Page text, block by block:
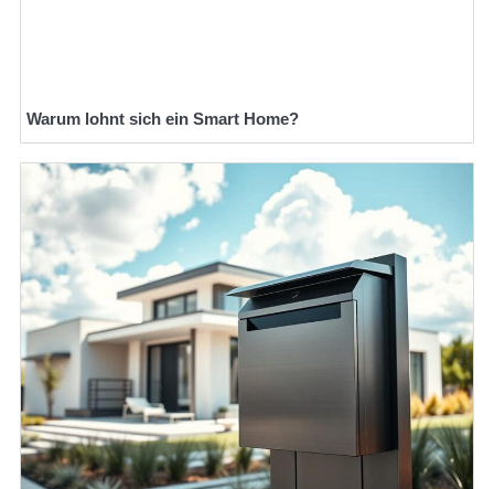
Warum lohnt sich ein Smart Home?